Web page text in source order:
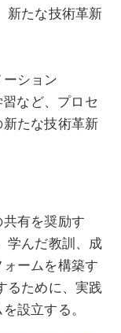
新たな技術革新
ション
など、プロセ
たな技術革新
有を奨励す
学んだ教訓、成
ームを構築す
るために、実践
設立する。